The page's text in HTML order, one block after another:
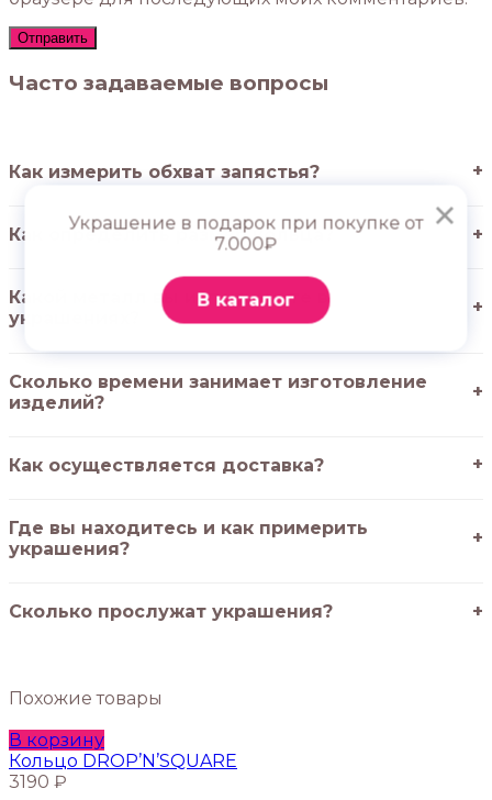
Часто задаваемые вопросы
Как измерить обхват запястья?
Как определить размер кольца?
Какой металл вы используете в
украшениях?
Сколько времени занимает изготовление
изделий?
Как осуществляется доставка?
Где вы находитесь и как примерить
украшения?
Сколько прослужат украшения?
Похожие товары
В корзину
Кольцо DROP’N’SQUARE
3190 ₽
×
Украшение в подарок при покупке от
7.000₽
В каталог